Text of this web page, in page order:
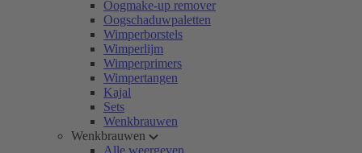
Oogmake-up remover
Oogschaduwpaletten
Wimperborstels
Wimperlijm
Wimperprimers
Wimpertangen
Kajal
Sets
Wenkbrauwen
Wenkbrauwen
Alle weergeven